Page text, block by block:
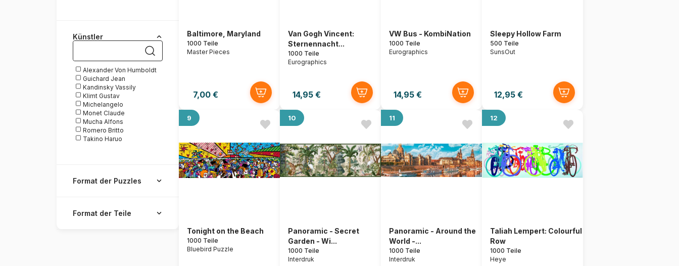
Baltimore, Maryland
1000 Teile
Master Pieces
7,00 €
Van Gogh Vincent:
Sternennacht...
1000 Teile
Eurographics
14,95 €
VW Bus - KombiNation
1000 Teile
Eurographics
14,95 €
Sleepy Hollow Farm
500 Teile
SunsOut
12,95 €
9
Tonight on the Beach
1000 Teile
Bluebird Puzzle
10
Panoramic - Secret
Garden - Wi...
1000 Teile
Interdruk
11
Panoramic - Around the
World -...
1000 Teile
Interdruk
12
Taliah Lempert: Colourful
Row
1000 Teile
Heye
Künstler
Alexander Von Humboldt
Guichard Jean
Kandinsky Vassily
Klimt Gustav
Michelangelo
Monet Claude
Mucha Alfons
Romero Britto
Takino Haruo
Format der Puzzles
Format der Teile